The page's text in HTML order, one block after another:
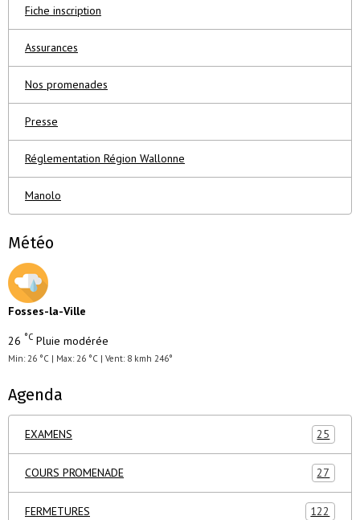
Fiche inscription
Assurances
Nos promenades
Presse
Réglementation Région Wallonne
Manolo
Météo
Fosses-la-Ville
26 °C Pluie modérée
Min: 26 °C | Max: 26 °C | Vent: 8 kmh 246°
Agenda
EXAMENS 25
COURS PROMENADE 27
FERMETURES 122